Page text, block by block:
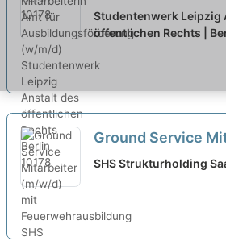
Studentenwerk Leipzig
öffentlichen Rechts |
Ground Service
(m/w/d) mit
SHS Strukturholding